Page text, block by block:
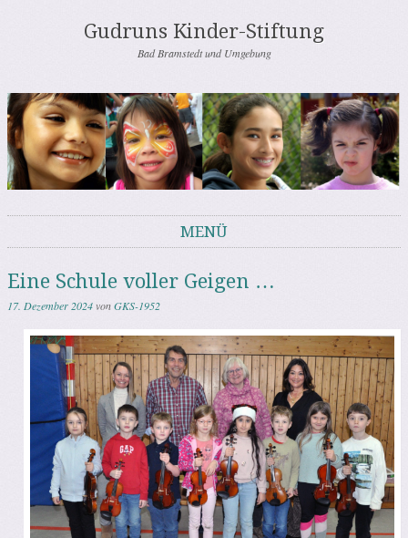
Gudruns Kinder-Stiftung
Bad Bramstedt und Umgebung
MENÜ
Eine Schule voller Geigen …
17. Dezember 2024vonGKS-1952